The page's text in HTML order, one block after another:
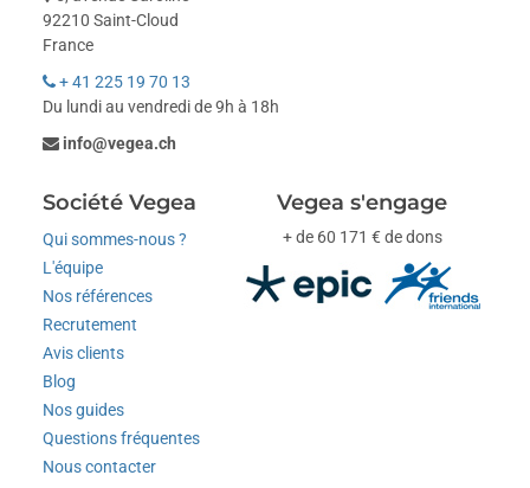
92210 Saint-Cloud
France
+ 41 225 19 70 13
Du lundi au vendredi de 9h à 18h
info@vegea.ch
Société Vegea
Qui sommes-nous ?
L'équipe
Nos références
Recrutement
Avis clients
Blog
Nos guides
Questions fréquentes
Nous contacter
Vegea s'engage
+ de 60 171 € de dons